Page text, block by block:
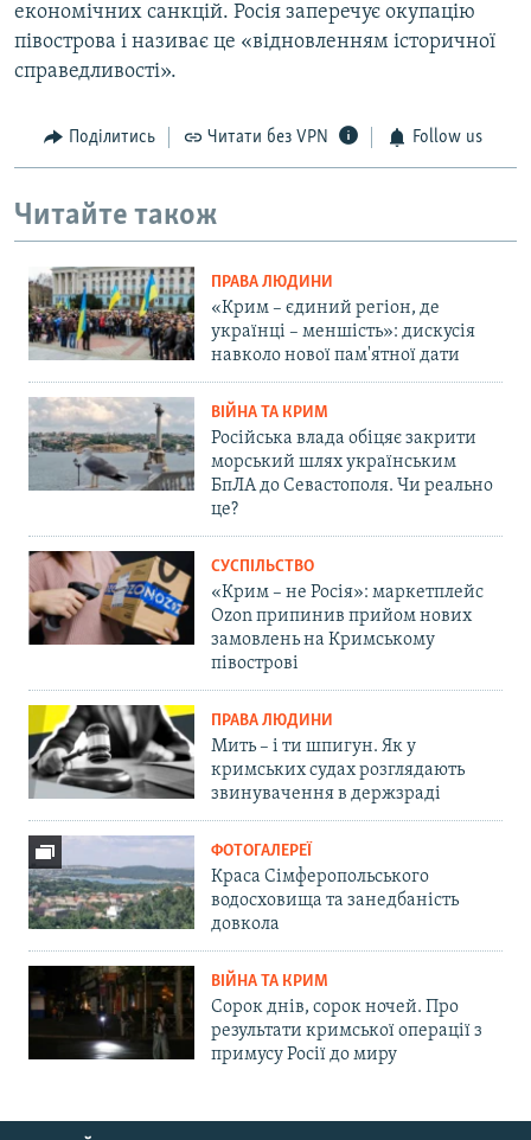
економічних санкцій. Росія заперечує окупацію
півострова і називає це «відновленням історичної
справедливості».
Поділитись Читати без VPN Follow us
Читайте також
ПРАВА ЛЮДИНИ
«Крим – єдиний регіон, де
українці – меншість»: дискусія
навколо нової пам'ятної дати
ВІЙНА ТА КРИМ
Російська влада обіцяє закрити
морський шлях українським
БпЛА до Севастополя. Чи реально
це?
СУСПІЛЬСТВО
«Крим – не Росія»: маркетплейс
Ozon припинив прийом нових
замовлень на Кримському
півострові
ПРАВА ЛЮДИНИ
Мить – і ти шпигун. Як у
кримських судах розглядають
звинувачення в держзраді
ФОТОГАЛЕРЕЇ
Краса Сімферопольського
водосховища та занедбаність
довкола
ВІЙНА ТА КРИМ
Сорок днів, сорок ночей. Про
результати кримської операції з
примусу Росії до миру